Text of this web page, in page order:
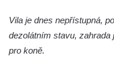
Vila je dnes nepřístupná,
dezolátním stavu,
pro koně.